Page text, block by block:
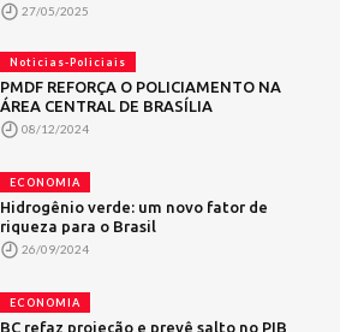
27/05/2025
Noticias-Policiais
PMDF REFORÇA O POLICIAMENTO NA
ÁREA CENTRAL DE BRASÍLIA
08/12/2024
ECONOMIA
Hidrogênio verde: um novo fator de
riqueza para o Brasil
26/09/2024
ECONOMIA
BC refaz projeção e prevê salto no PIB